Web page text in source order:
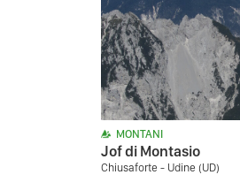
MONTANI
Jof di Montasio
Chiusaforte - Udine (UD)